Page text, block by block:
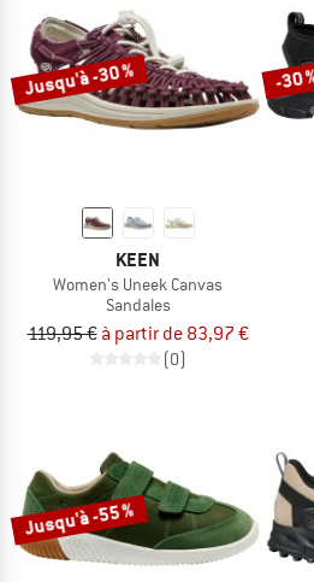
Jusqu'à -30 %
KEEN
Women's Uneek Canvas
Sandales
119,95 € à partir de 83,97 €
(0)
-30
Jusqu'à -55 %